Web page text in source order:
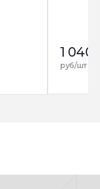
1 040
руб/шт